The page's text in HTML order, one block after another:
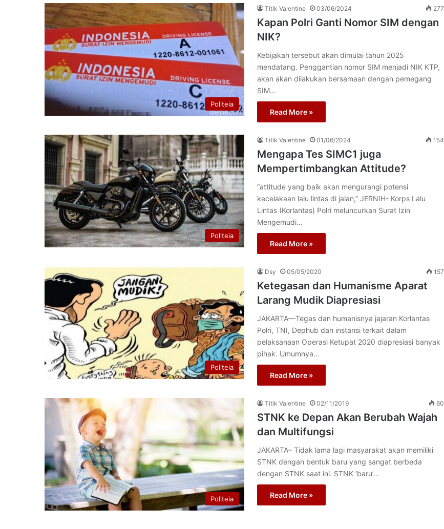
Politeia
Titik Valentine 03/06/2024 277
Kapan Polri Ganti Nomor SIM dengan
NIK?
Kebijakan tersebut akan dimulai tahun 2025
mendatang. Penggantian nomor SIM menjadi NIK KTP,
akan akan dilakukan bersamaan dengan pemegang
SIM…
Read More »
Politeia
Titik Valentine 01/06/2024 154
Mengapa Tes SIMC1 juga
Mempertimbangkan Attitude?
“attitude yang baik akan mengurangi potensi
kecelakaan lalu lintas di jalan,” JERNIH- Korps Lalu
Lintas (Korlantas) Polri meluncurkan Surat Izin
Mengemudi…
Read More »
Politeia
Dsy 05/05/2020 157
Ketegasan dan Humanisme Aparat
Larang Mudik Diapresiasi
JAKARTA—Tegas dan humanisnya jajaran Korlantas
Polri, TNI, Dephub dan instansi terkait dalam
pelaksanaan Operasi Ketupat 2020 diapresiasi banyak
pihak. Umumnya…
Read More »
Politeia
Titik Valentine 02/11/2019 60
STNK ke Depan Akan Berubah Wajah
dan Multifungsi
JAKARTA– Tidak lama lagi masyarakat akan memiliki
STNK dengan bentuk baru yang sangat berbeda
dengan STNK saat ini. STNK ‘baru’…
Read More »